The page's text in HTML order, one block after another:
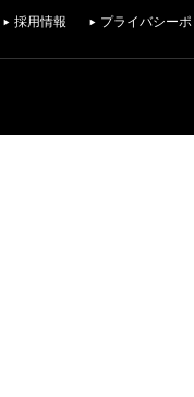
採用情報 プライバシー